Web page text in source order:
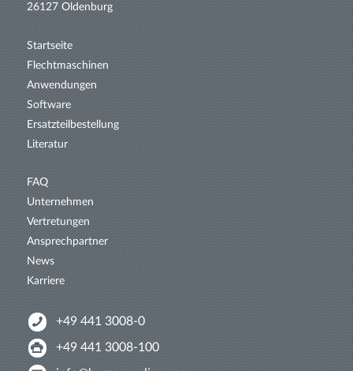
26127 Oldenburg
Startseite
Flechtmaschinen
Anwendungen
Software
Ersatzteil­bestellung
Literatur
FAQ
Unternehmen
Vertretungen
Ansprechpartner
News
Karriere
+49 441 3008-0
+49 441 3008-100